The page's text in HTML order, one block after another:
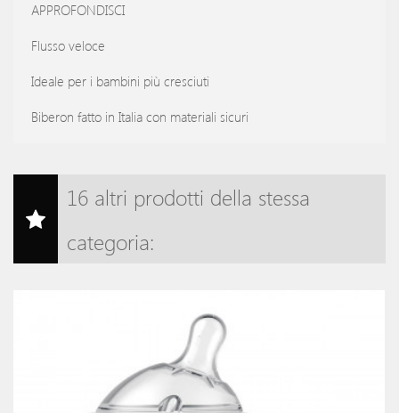
APPROFONDISCI
Flusso veloce
Ideale per i bambini più cresciuti
Biberon fatto in Italia con materiali sicuri
16 altri prodotti della stessa
categoria: